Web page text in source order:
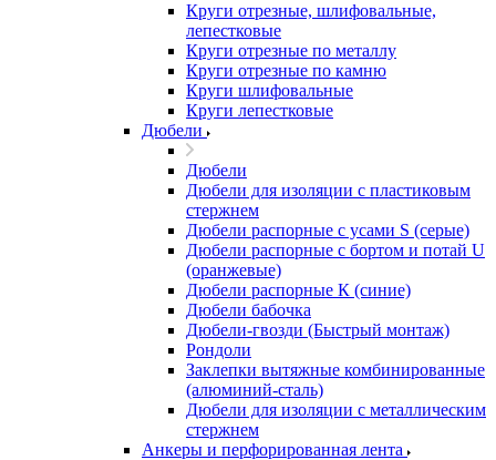
Круги отрезные, шлифовальные,
лепестковые
Круги отрезные по металлу
Круги отрезные по камню
Круги шлифовальные
Круги лепестковые
Дюбели
Дюбели
Дюбели для изоляции с пластиковым
стержнем
Дюбели распорные с усами S (серые)
Дюбели распорные c бортом и потай U
(оранжевые)
Дюбели распорные К (синие)
Дюбели бабочка
Дюбели-гвозди (Быстрый монтаж)
Рондоли
Заклепки вытяжные комбинированные
(алюминий-сталь)
Дюбели для изоляции с металлическим
стержнем
Анкеры и перфорированная лента